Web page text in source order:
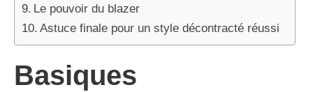
Le pouvoir du blazer
Astuce finale pour un style décontracté réussi
Basiques